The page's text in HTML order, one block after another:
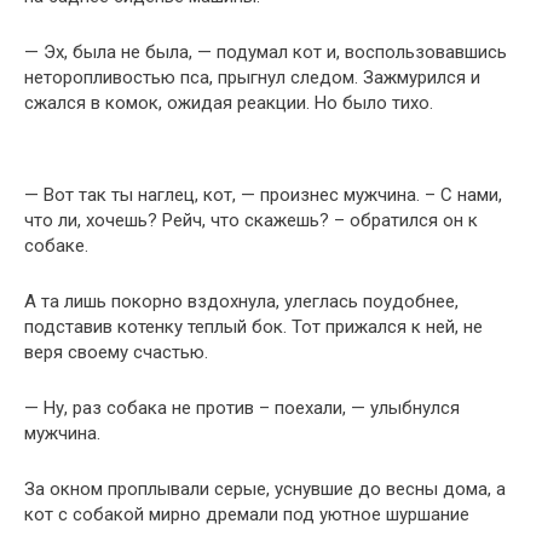
— Эх, была не была, — подумал кот и, воспользовавшись
неторопливостью пса, прыгнул следом. Зажмурился и
сжался в комок, ожидая реакции. Но было тихо.
— Вот так ты наглец, кот, — произнес мужчина. – С нами,
что ли, хочешь? Рейч, что скажешь? – обратился он к
собаке.
А та лишь покорно вздохнула, улеглась поудобнее,
подставив котенку теплый бок. Тот прижался к ней, не
веря своему счастью.
— Ну, раз собака не против – поехали, — улыбнулся
мужчина.
За окном проплывали серые, уснувшие до весны дома, а
кот с собакой мирно дремали под уютное шуршание